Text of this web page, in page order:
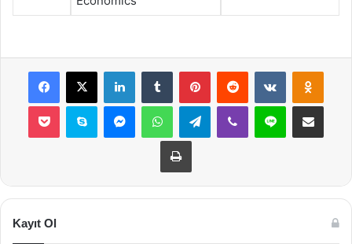
Facebook
X LinkedInTumblr PinterestReddit VKontakte
Pocket Skype MessengerWhatsAppTelegramViber Line E-Posta ile
Yazdır
Kayıt Ol